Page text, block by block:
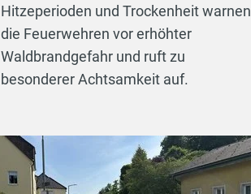
Hitzeperioden und Trockenheit warnen
die Feuerwehren vor erhöhter
Waldbrandgefahr und ruft zu
besonderer Achtsamkeit auf.